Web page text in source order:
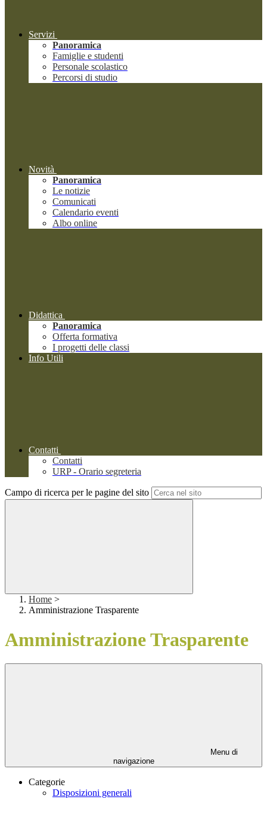
Servizi
Panoramica
Famiglie e studenti
Personale scolastico
Percorsi di studio
Novità
Panoramica
Le notizie
Comunicati
Calendario eventi
Albo online
Didattica
Panoramica
Offerta formativa
I progetti delle classi
Info Utili
Contatti
Contatti
URP - Orario segreteria
Campo di ricerca per le pagine del sito
Home >
Amministrazione Trasparente
Amministrazione Trasparente
Menu di
navigazione
Categorie
Disposizioni generali